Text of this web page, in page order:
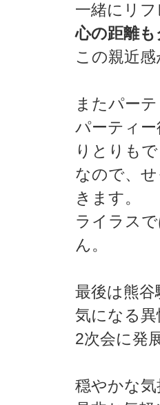
一緒にリ
心の距離
この親近
またパー
パーティ
りとりも
なので、
きます。
ライラス
ん。
最後は熊
気になる
2次会に発
穏やかな